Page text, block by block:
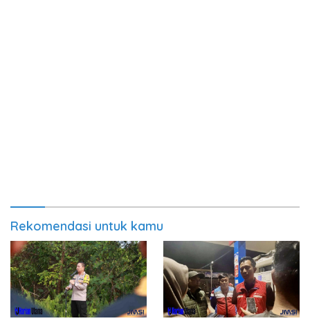
Rekomendasi untuk kamu